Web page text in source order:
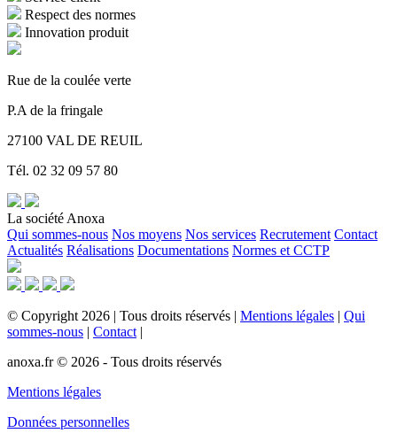
Respect des normes
Innovation produit
Rue de la coulée verte
P.A de la fringale
27100 VAL DE REUIL
Tél. 02 32 09 57 80
La société Anoxa
Qui sommes-nous Nos moyens Nos services Recrutement Contact
Actualités Réalisations Documentations Normes et CCTP
© Copyright 2026 | Tous droits réservés | Mentions légales | Qui
sommes-nous | Contact |
anoxa.fr © 2026 - Tous droits réservés
Mentions légales
Données personnelles